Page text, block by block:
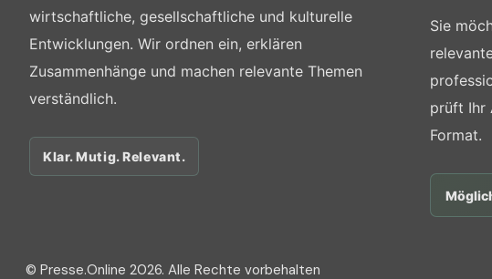
wirtschaftliche, gesellschaftliche und kulturelle
Entwicklungen. Wir ordnen ein, erklären
Zusammenhänge und machen relevante Themen
verständlich.
Klar. Mutig. Relevant.
Sie
prüft Ihr
Format.
© Presse.Online 2026. Alle Rechte vorbehalten